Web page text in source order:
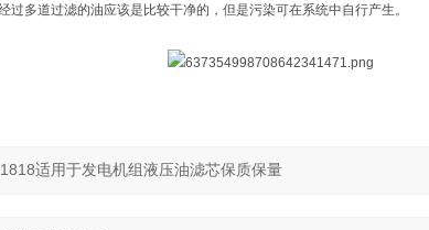
过多道过滤的油应该是比较干净的，但是污染可在系统中自行产生。